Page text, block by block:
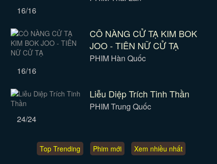
16/16
CÔ NÀNG CỬ TẠ KIM BOK
JOO - TIÊN NỮ CỬ TẠ
PHIM Hàn Quốc
16/16
Liễu Diệp Trích Tinh Thần
PHIM Trung Quốc
24/24
Top Trending Phim mới Xem nhiều nhất